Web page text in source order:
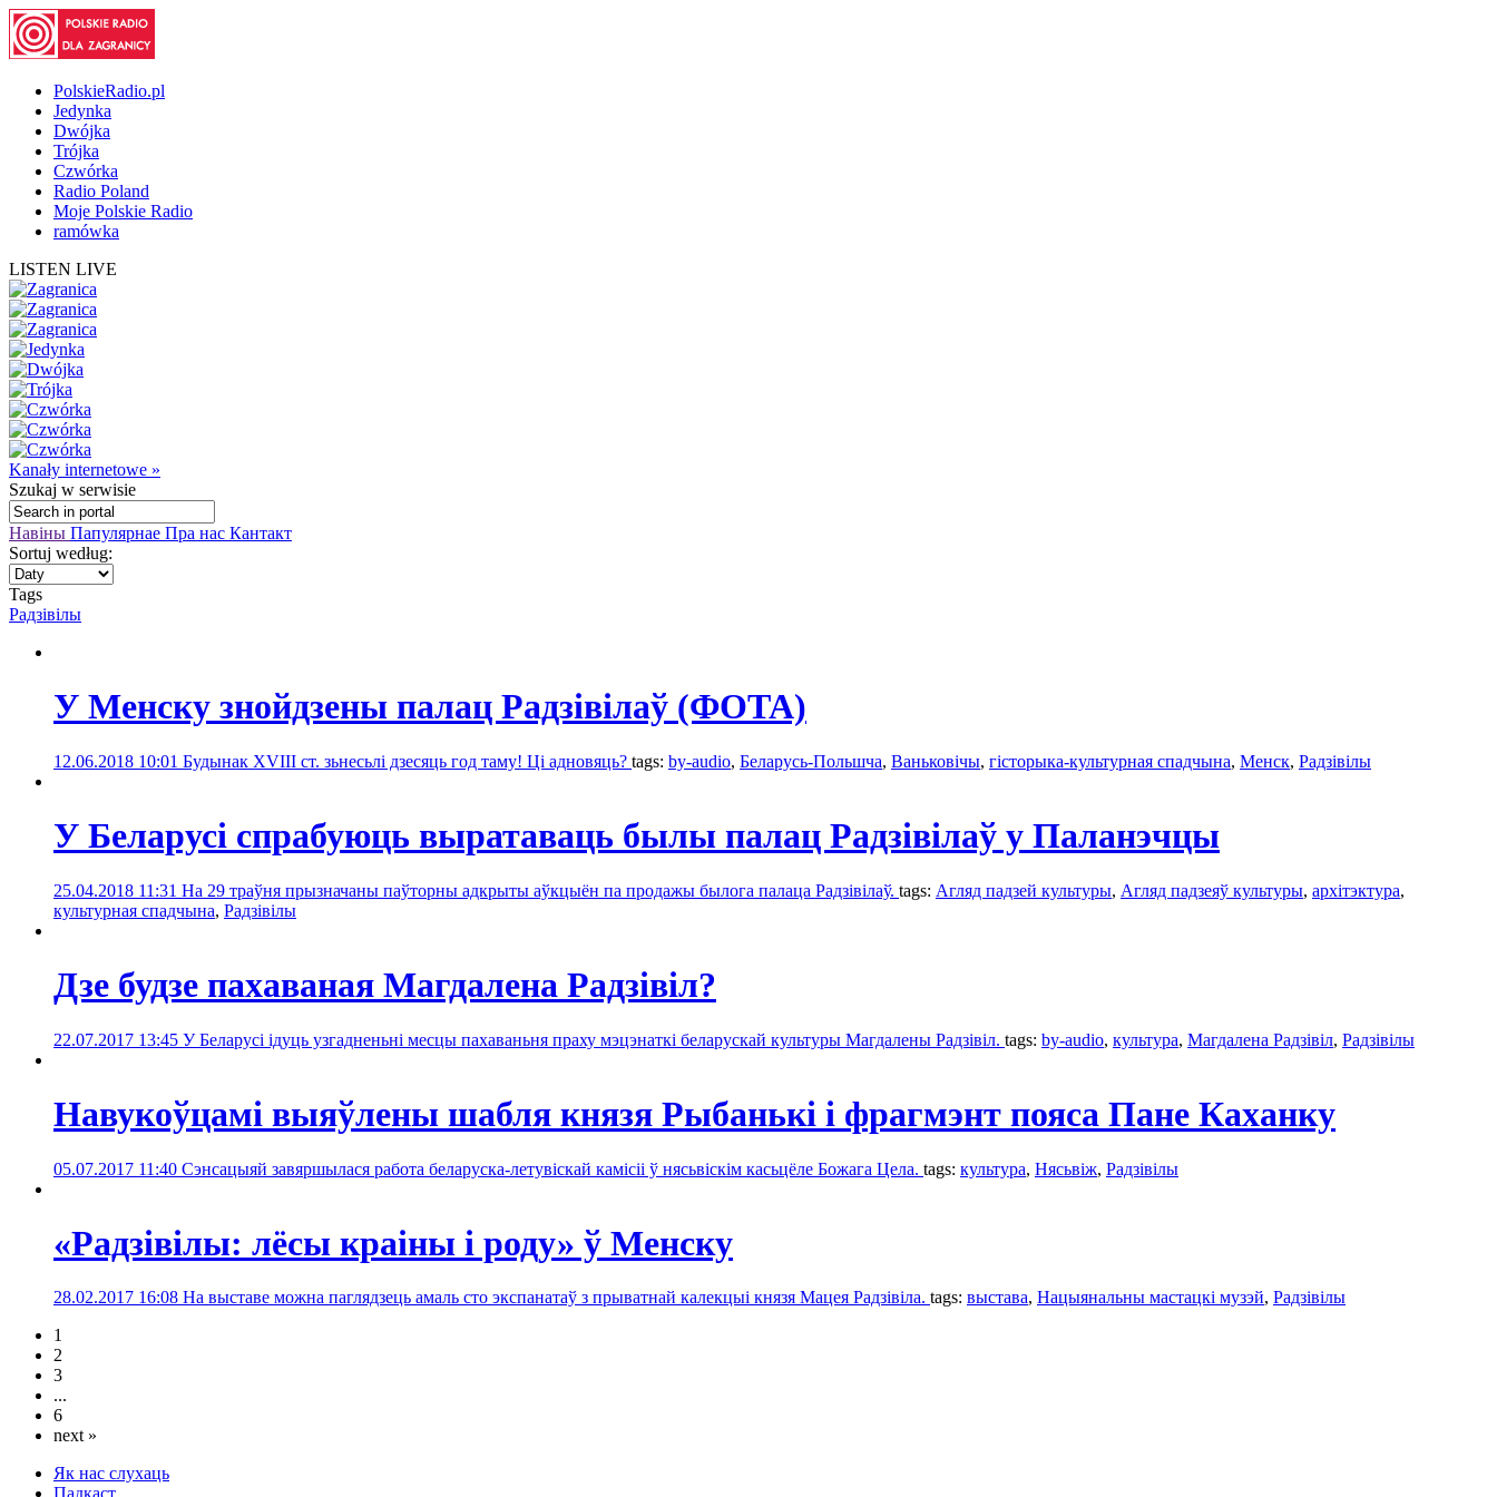
PolskieRadio.pl
Jedynka
Dwójka
Trójka
Czwórka
Radio Poland
Moje Polskie Radio
ramówka
LISTEN LIVE
Kanały internetowe »
Szukaj w serwisie
Навіны Папулярнае Пра нас Кантакт
Sortuj według:
Tags
Радзівілы
У Менску знойдзены палац Радзівілаў (ФОТА)
12.06.2018 10:01 Будынак XVIII ст. зьнесьлі дзесяць год таму! Ці адновяць? tags: by-audio, Беларусь-Польшча, Ваньковічы, гісторыка-культурная спадчына, Менск, Радзівілы
У Беларусі спрабуюць выратаваць былы палац Радзівілаў у Паланэчцы
25.04.2018 11:31 На 29 траўня прызначаны паўторны адкрыты аўкцыён па продажы былога палаца Радзівілаў. tags: Агляд падзей культуры, Агляд падзеяў культуры, архітэктура,
культурная спадчына, Радзівілы
Дзе будзе пахаваная Магдалена Радзівіл?
22.07.2017 13:45 У Беларусі ідуць узгадненьні месцы пахаваньня праху мэцэнаткі беларускай культуры Магдалены Радзівіл. tags: by-audio, культура, Магдалена Радзівіл, Радзівілы
Навукоўцамі выяўлены шабля князя Рыбанькі і фрагмэнт пояса Пане Каханку
05.07.2017 11:40 Сэнсацыяй завяршылася работа беларуска-летувіскай камісіі ў нясьвіскім касьцёле Божага Цела. tags: культура, Нясьвіж, Радзівілы
«Радзівілы: лёсы краіны і роду» ў Менску
28.02.2017 16:08 На выставе можна паглядзець амаль сто экспанатаў з прыватнай калекцыі князя Мацея Радзівіла. tags: выстава, Нацыянальны мастацкі музэй, Радзівілы
1
2
3
...
6
next »
Як нас слухаць